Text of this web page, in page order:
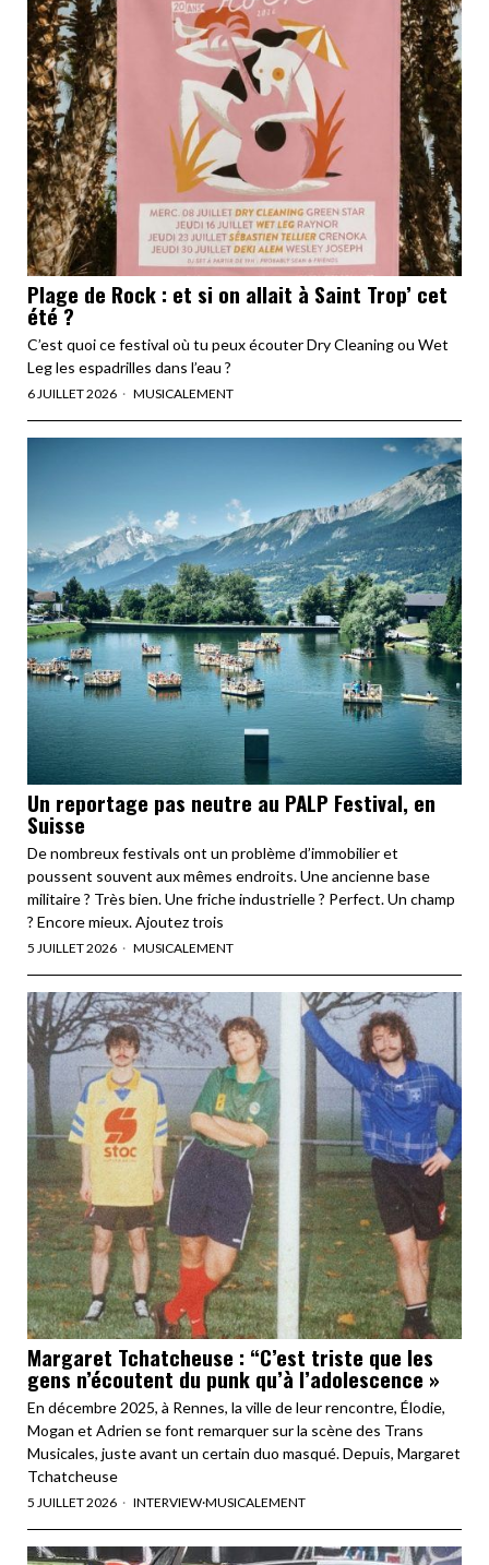
Plage de Rock : et si on allait à Saint Trop’ cet
été ?
C’est quoi ce festival où tu peux écouter Dry Cleaning ou Wet
Leg les espadrilles dans l’eau ?
6 JUILLET 2026 MUSICALEMENT
Un reportage pas neutre au PALP Festival, en
Suisse
De nombreux festivals ont un problème d’immobilier et
poussent souvent aux mêmes endroits. Une ancienne base
militaire ? Très bien. Une friche industrielle ? Perfect. Un champ
? Encore mieux. Ajoutez trois
5 JUILLET 2026 MUSICALEMENT
Margaret Tchatcheuse : “C’est triste que les
gens n’écoutent du punk qu’à l’adolescence »
En décembre 2025, à Rennes, la ville de leur rencontre, Élodie,
Mogan et Adrien se font remarquer sur la scène des Trans
Musicales, juste avant un certain duo masqué. Depuis, Margaret
Tchatcheuse
5 JUILLET 2026 INTERVIEW·MUSICALEMENT